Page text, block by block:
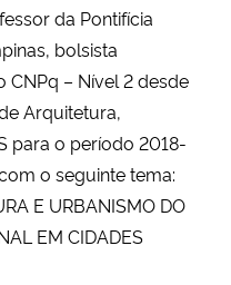
Humanos
da Pontifícia
bolsista
CNPq – Nível 2 desde
Arquitetura,
para o período 2018-
o seguinte tema:
E URBANISMO DO
EM CIDADES